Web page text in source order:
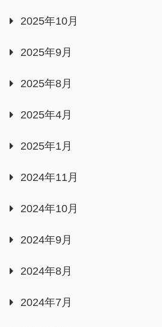
2025年10月
2025年9月
2025年8月
2025年4月
2025年1月
2024年11月
2024年10月
2024年9月
2024年8月
2024年7月